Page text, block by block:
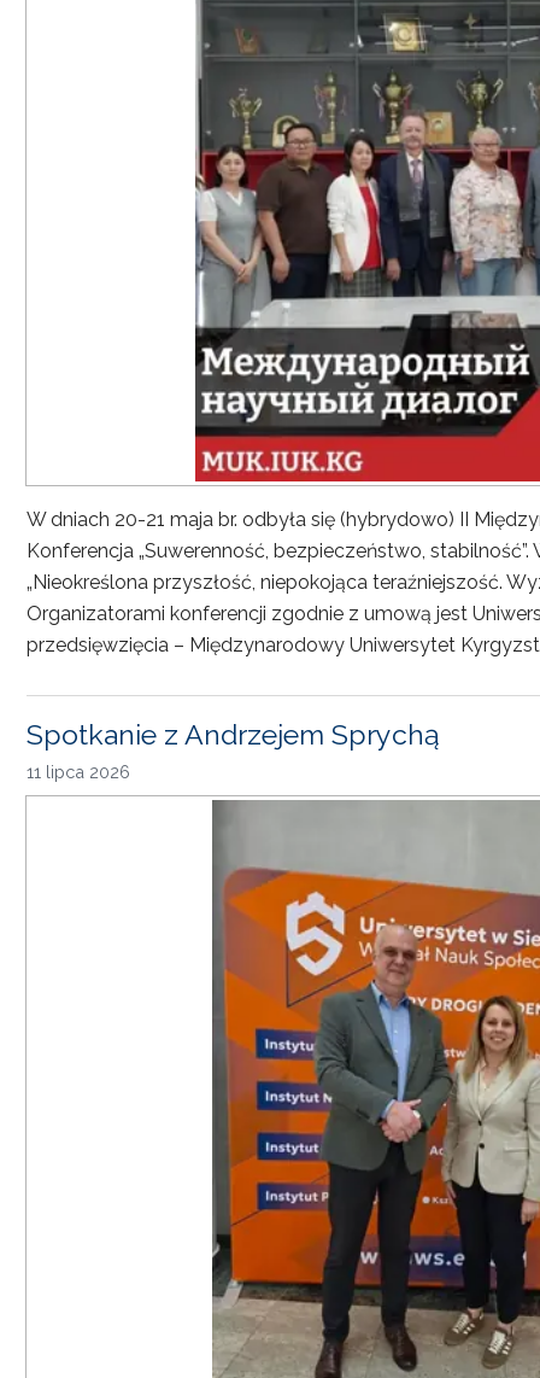
W dniach 20-21 maja br. odbyła się (hybrydowo) II
Konferencja „Suwerenność, bezpieczeństwo,
„Nieokreślona przyszłość, niepokojąca teraźniejszość.
Organizatorami konferencji zgodnie z umową jest
przedsięwzięcia – Międzynarodowy Uniwersytet
Spotkanie z Andrzejem Sprychą
11 lipca 2026